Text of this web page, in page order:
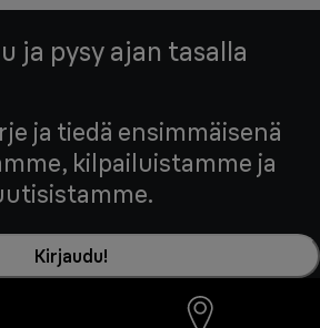
ja pysy ajan tasalla
ja tiedä ensimmäisenä
kilpailuistamme ja
Kirjaudu!